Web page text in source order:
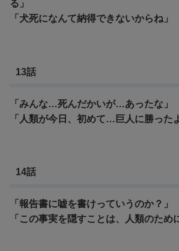
る」
「犬死になんて納得できないからね」
13話
「みんな…死んだかいが…あったな」
「 人類が今日、初めて…巨人に勝った
14話
「報告書に嘘を書けっていうのか？」
「この事実を隠すことは、人類のため